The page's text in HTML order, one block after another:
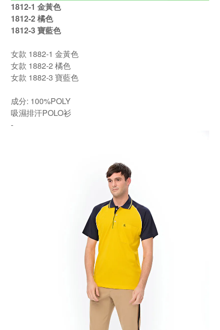
1812-1 金黃色
1812-2 橘色
1812-3 寶藍色
女款 1882-1 金黃色
女款 1882-2 橘色
女款 1882-3 寶藍色
成分: 100%POLY
吸濕排汗POLO衫
-